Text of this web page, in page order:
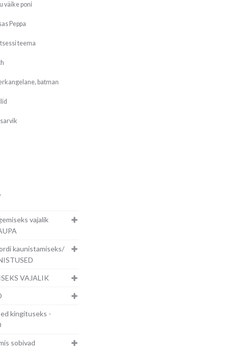
väike poni
Peppa
teema
batman
vajalik
kaunistamiseks/
VAJALIK
kingituseks -
sobivad